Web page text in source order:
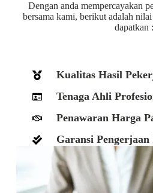
Dengan anda mempercayakan
bersama kami, berikut adalah
dapatkan :
Kualitas Hasil
Tenaga Ahli
Penawaran Harga
Garansi Pengerjaan